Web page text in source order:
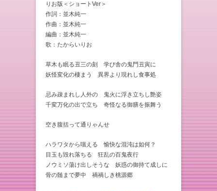
りお版＜ショートVer＞
作詞：並木純一
作曲：並木純一
編曲：並木純一
歌：たからいりお
草木も眠る丑三の刻 学び舎の鬼門丑寅に
妖怪変化の棲まう 異界より現れし食事処
忌み疎まれし人外の 鬼火に浮き立ちし艶姿
千変万化の出で立ち 奇怪なる御膳を振舞う
空き腹括って通りゃんせ
ハラワタから嗤える 愉快な混沌は如何？
目玉も毀れ落ちる 狂乱の百鬼夜行
ノウミソ蕩け出しそうな 妖惑の御持て成しに
骨の髄まで夢中 禍禍しき桃源郷